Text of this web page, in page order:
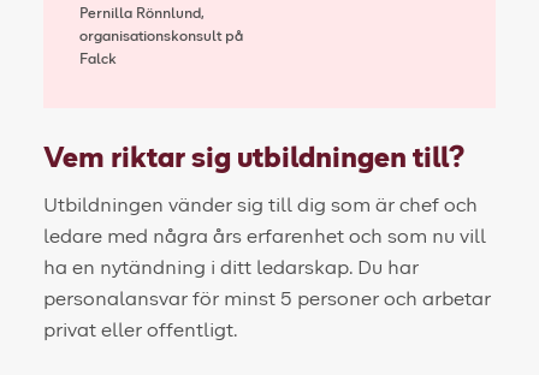
Pernilla Rönnlund,
organisationskonsult på
Falck
Vem riktar sig utbildningen till?
Utbildningen vänder sig till dig som är chef och
ledare med några års erfarenhet och som nu vill
ha en nytändning i ditt ledarskap. Du har
personalansvar för minst 5 personer och arbetar
privat eller offentligt.